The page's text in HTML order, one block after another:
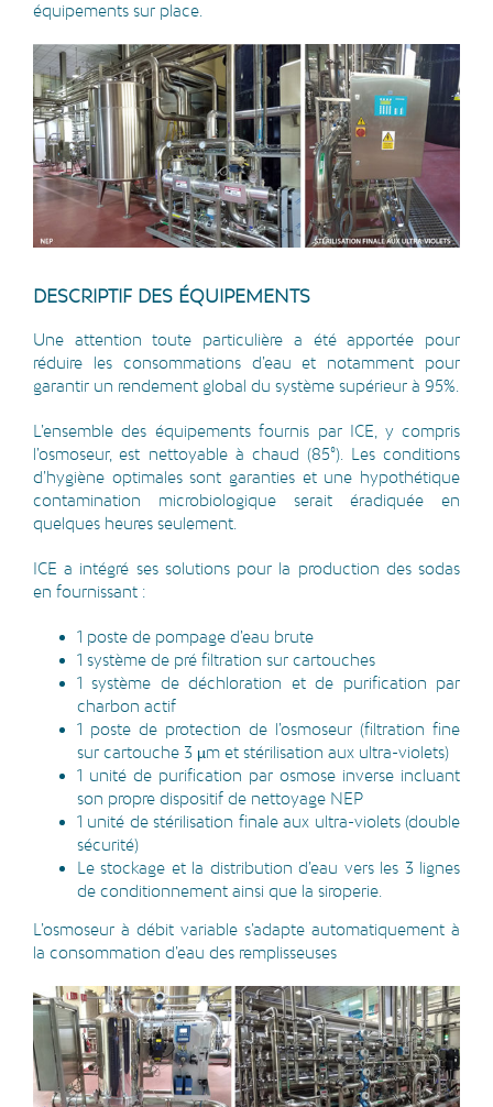
équipements sur place.
DESCRIPTIF DES ÉQUIPEMENTS
Une attention toute particulière a été apportée pour
réduire les consommations d’eau et notamment pour
garantir un rendement global du système supérieur à 95%.
L’ensemble des équipements fournis par ICE, y compris
l’osmoseur, est nettoyable à chaud (85°). Les conditions
d’hygiène optimales sont garanties et une hypothétique
contamination microbiologique serait éradiquée en
quelques heures seulement.
ICE a intégré ses solutions pour la production des sodas
en fournissant :
1 poste de pompage d’eau brute
1 système de pré filtration sur cartouches
1 système de déchloration et de purification par
charbon actif
1 poste de protection de l’osmoseur (filtration fine
sur cartouche 3 µm et stérilisation aux ultra-violets)
1 unité de purification par osmose inverse incluant
son propre dispositif de nettoyage NEP
1 unité de stérilisation finale aux ultra-violets (double
sécurité)
Le stockage et la distribution d’eau vers les 3 lignes
de conditionnement ainsi que la siroperie.
L’osmoseur à débit variable s’adapte automatiquement à
la consommation d’eau des remplisseuses